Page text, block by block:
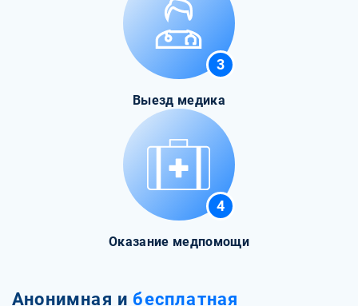
3
Выезд медика
4
Оказание медпомощи
Анонимная и бесплатная